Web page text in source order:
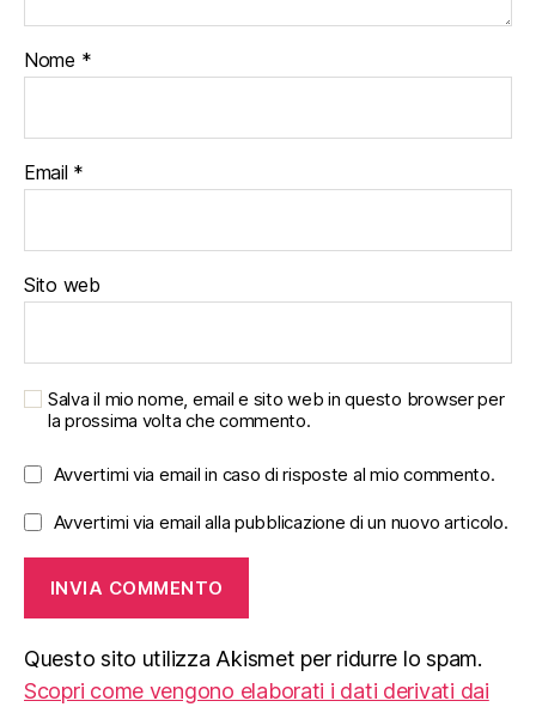
Nome *
Email *
Sito web
Salva il mio nome, email e sito web in questo browser per
la prossima volta che commento.
Avvertimi via email in caso di risposte al mio commento.
Avvertimi via email alla pubblicazione di un nuovo articolo.
Questo sito utilizza Akismet per ridurre lo spam.
Scopri come vengono elaborati i dati derivati dai